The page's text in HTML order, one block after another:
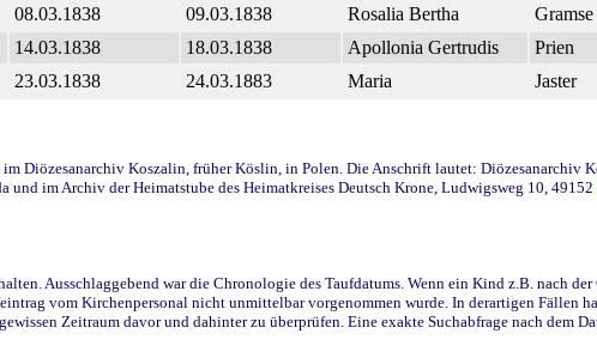
08.03.1838 09.03.1838 Rosalia Bertha Gramse
14.03.1838 18.03.1838 Apollonia Gertrudis Prien
23.03.1838 24.03.1883 Maria Jaster
Diözesanarchiv Koszalin, früher Köslin, in Polen. Die Anschrift lautet: Diözesanarchiv
und im Archiv der Heimatstube des Heimatkreises Deutsch Krone, Ludwigsweg 10,
Ausschlaggebend war die Chronologie des Taufdatums. Wenn ein Kind z.B. nach
vom Kirchenpersonal nicht unmittelbar vorgenommen wurde. In derartigen Fällen
Zeitraum davor und dahinter zu überprüfen. Eine exakte Suchabfrage nach dem